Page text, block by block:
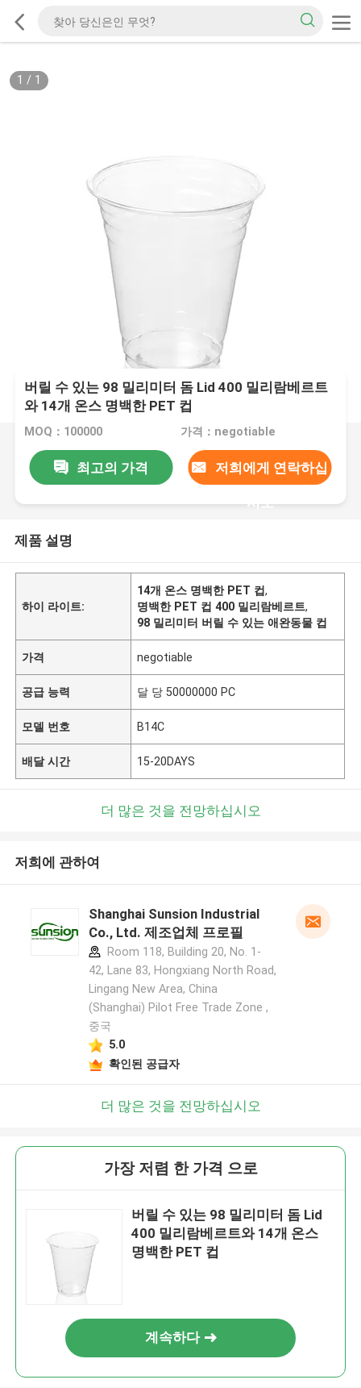
1 / 1
버릴 수 있는 98 밀리미터 돔 Lid 400 밀리람베르트
와 14개 온스 명백한 PET 컵
MOQ：100000 가격：negotiable
최고의 가격 저희에게 연락하십
시오
제품 설명
하이 라이트:
14개 온스 명백한 PET 컵,
명백한 PET 컵 400 밀리람베르트,
98 밀리미터 버릴 수 있는 애완동물 컵
가격 negotiable
공급 능력 달 당 50000000 PC
모델 번호 B14C
배달 시간 15-20DAYS
더 많은 것을 전망하십시오
저희에 관하여
Shanghai Sunsion Industrial
Co., Ltd. 제조업체 프로필
Room 118, Building 20, No. 1-
42, Lane 83, Hongxiang North Road,
Lingang New Area, China
(Shanghai) Pilot Free Trade Zone ,
중국
5.0
확인된 공급자
더 많은 것을 전망하십시오
가장 저렴 한 가격 으로
버릴 수 있는 98 밀리미터 돔 Lid
400 밀리람베르트와 14개 온스
명백한 PET 컵
계속하다